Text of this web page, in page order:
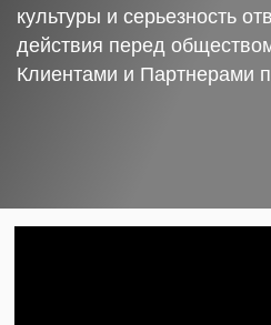
культуры и серьезность
действия перед
Клиентами и Партнерами